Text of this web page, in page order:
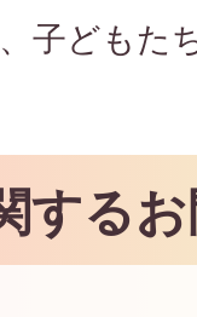
子どもた
する